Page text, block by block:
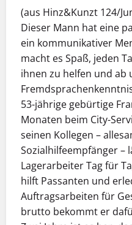
(aus Hinz&Kunzt 124/
Dieser Mann hat eine
ein kommunikativer
macht es Spaß, jeden
ihnen zu helfen und ab
53-jährige gebürtige
Monaten beim City-
seinen Kollegen –
Sozialhilfeempfänger –
Lagerarbeiter Tag für
hilft Passanten und
Auftragsarbeiten für
brutto bekommt er